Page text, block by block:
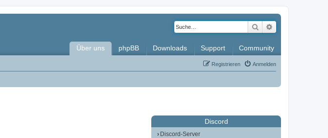
Suche
Über uns phpBB Downloads Support Community
Anmelden
Registrieren
Discord
Discord-Server